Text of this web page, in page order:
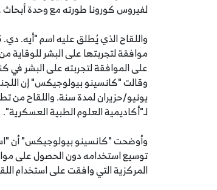
لفيروس كورونا طورته مع وحدة أبحاث
على الموافقة لتجربته على البشر في
يونيو/حزيران لمدة سنة. واللقاح من
لـ"أكاديمية العلوم الطبية العسكرية".
توسيع استخدامه دون الحصول على
المركزية التي وافقت على استخدام